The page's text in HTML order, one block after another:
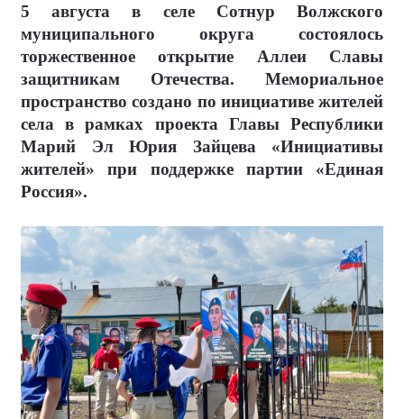
5 августа в селе Сотнур Волжского
муниципального округа состоялось
торжественное открытие Аллеи Славы
защитникам Отечества. Мемориальное
пространство создано по инициативе жителей
села в рамках проекта Главы Республики
Марий Эл Юрия Зайцева «Инициативы
жителей» при поддержке партии «Единая
Россия».